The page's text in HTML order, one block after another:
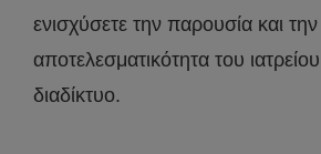
ενισχύσετε την παρουσία και την
αποτελεσματικότητα του
διαδίκτυο.